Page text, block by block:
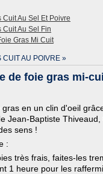
Cuit Au Sel Et Poivre
Cuit Au Sel Fin
Gras Mi Cuit
CUIT AU POIVRE »
de foie gras mi-
en un clin d'oeil
Jean-Baptiste Thiveaud,
sens !
:
très frais, faites-les
1 heure pour les